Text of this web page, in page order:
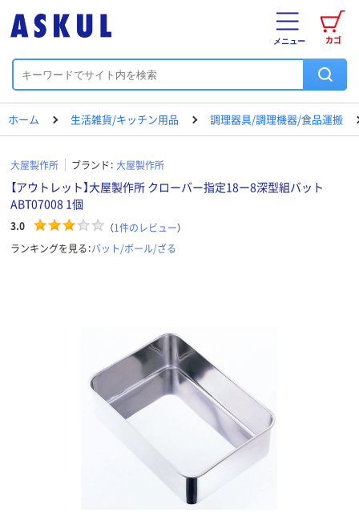
カゴ
メニュー
ホーム 生活雑貨/キッチン用品 調理器具/調理機器/食品運搬
大屋製作所 ブランド： 大屋製作所
【アウトレット】大屋製作所 クローバー指定18ー8深型組バット
ABT07008 1個
3.0 （1件のレビュー）
ランキングを見る：バット/ボール/ざる